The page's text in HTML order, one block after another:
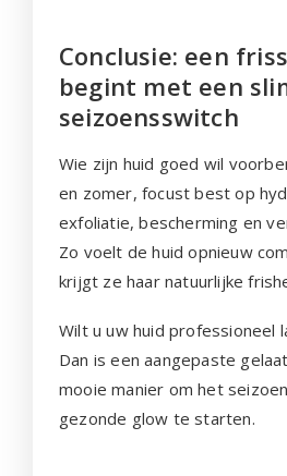
Conclusie: een
begint met een
seizoensswitch
Wie zijn huid goed wil
en zomer, focust best op
exfoliatie, bescherming en
Zo voelt de huid opnieuw
krijgt ze haar natuurlijke
Wilt u uw huid professioneel
Dan is een aangepaste
mooie manier om het
gezonde glow te starten.